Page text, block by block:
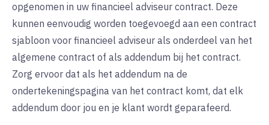
opgenomen in uw financieel adviseur contract. Deze
kunnen eenvoudig worden toegevoegd aan een contract
sjabloon voor financieel adviseur als onderdeel van het
algemene contract of als addendum bij het contract.
Zorg ervoor dat als het addendum na de
ondertekeningspagina van het contract komt, dat elk
addendum door jou en je klant wordt geparafeerd.